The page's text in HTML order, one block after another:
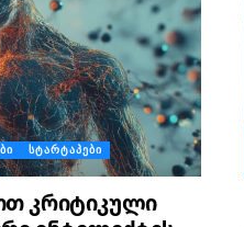
ᲡᲢᲐᲠᲢᲐᲞᲔᲑᲘ
კრიტიკული